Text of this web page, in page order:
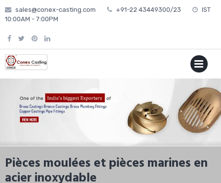
Skip
to
sales@conex-casting.com +91-22 43449300/23
IST
10:00AM - 7:00PM
MENU
Pièces moulées et pièces marines en
acier inoxydable